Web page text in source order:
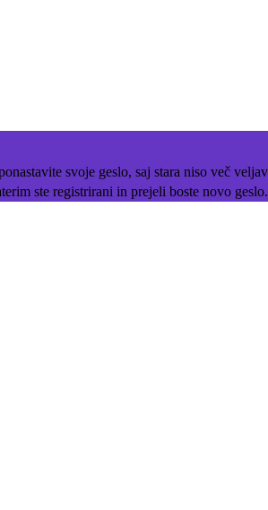
svoje geslo, saj stara niso več
ste registrirani in prejeli boste novo geslo.